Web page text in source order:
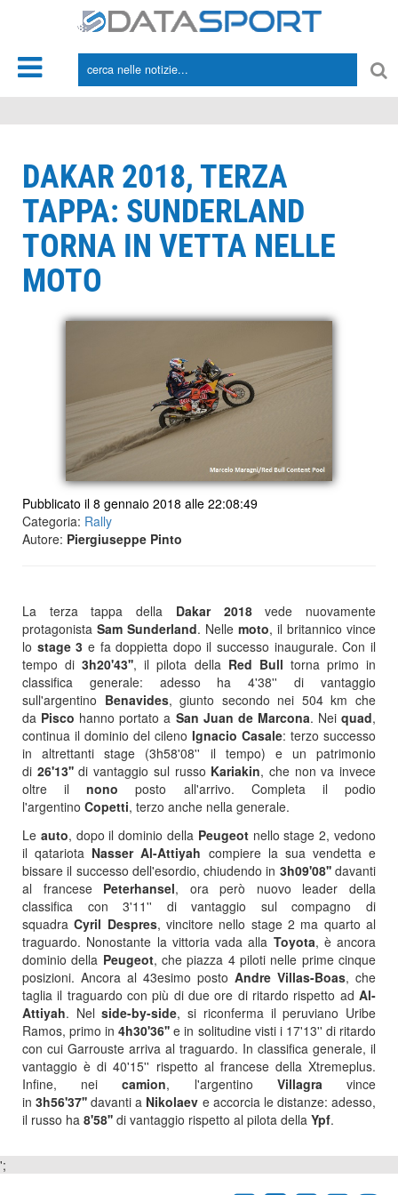
DAKAR 2018, TERZA
TAPPA: SUNDERLAND
TORNA IN VETTA NELLE
MOTO
Pubblicato il 8 gennaio 2018 alle 22:08:49
Categoria: Rally
Autore: Piergiuseppe Pinto
La terza tappa della Dakar 2018vede nuovamente
protagonista Sam Sunderland. Nelle moto, il britannico vince
lo stage 3 e fa doppietta dopo il successo inaugurale. Con il
tempo di3h20'43'', il pilota della Red Bull torna primo in
classifica generale: adesso ha 4'38'' di vantaggio
sull'argentino Benavides, giunto secondo nei 504 km che
da Pisco hanno portato a San Juan de Marcona. Neiquad,
continua il dominio del cileno Ignacio Casale: terzo successo
in altrettanti stage (3h58'08'' il tempo) e un patrimonio
di 26'13''di vantaggio sul russo Kariakin, che non va invece
oltre ilnonoposto all'arrivo. Completa il podio
l'argentino Copetti, terzo anche nella generale.
Le auto, dopo il dominio della Peugeot nello stage 2, vedono
il qatariota Nasser Al-Attiyah compiere la sua vendetta e
bissare il successo dell'esordio, chiudendo in 3h09'08''davanti
al francese Peterhansel, ora però nuovo leader della
classifica con 3'11'' di vantaggio sul compagno di
squadraCyril Despres, vincitore nello stage 2 ma quarto al
traguardo. Nonostante la vittoria vada alla Toyota, è ancora
dominio della Peugeot, che piazza 4 piloti nelle prime cinque
posizioni. Ancora al 43esimo posto Andre Villas-Boas, che
taglia il traguardo con più di due ore di ritardo rispetto ad Al-
Attiyah. Nelside-by-side, si riconferma il peruviano Uribe
Ramos, primo in 4h30'36'' e in solitudine visti i 17'13'' di ritardo
con cui Garrouste arriva al traguardo. In classifica generale, il
vantaggio è di 40'15'' rispetto al francese della Xtremeplus.
Infine, neicamion, l'argentino Villagravince
in3h56'37'' davanti a Nikolaev e accorcia le distanze: adesso,
il russo ha 8'58'' di vantaggio rispetto al pilota della Ypf.
';